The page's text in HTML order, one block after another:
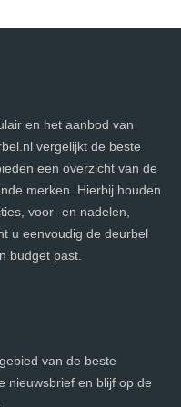
en het aanbod van
vergelijkt de beste
een overzicht van de
merken. Hierbij houden
voor- en nadelen,
u eenvoudig de deurbel
budget past.
van de beste
nieuwsbrief en blijf op de